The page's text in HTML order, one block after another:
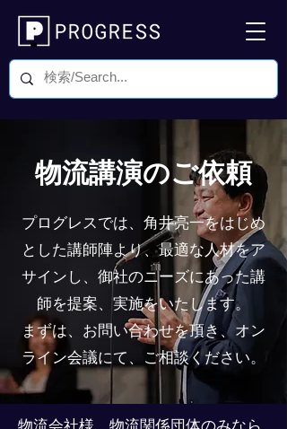
物流講演のご依頼
プログレスでは、角井亮一をはじめ
とした講師陣より、最適な人材をア
サインし、御社のニーズにあった講
師を提案、実施をいたします。
​まずは、お問い合わせを頂き、オン
ライン会議にて、ご相談ください。